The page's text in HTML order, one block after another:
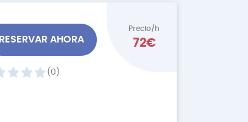
Precio/h
72€
RESERVAR AHORA
(0)